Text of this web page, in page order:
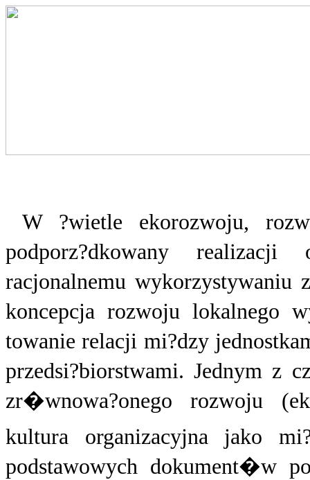
W ?wietle ekorozwoju,
podporz?dkowany
racjonalnemu
koncepcja rozwoju lokalnego
towanie relacji mi?dzy
przedsi?biorstwami. Jednym z
zr�wnowa?onego rozwoju
kultura organizacyjna jako
podstawowych dokument�w